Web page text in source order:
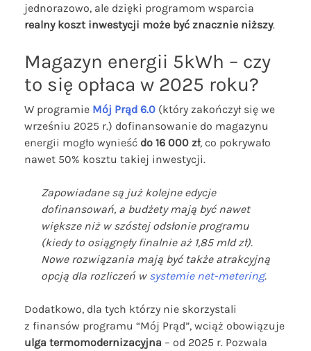
jednorazowo, ale dzięki programom wsparcia
realny koszt inwestycji może być znacznie niższy.
Magazyn energii 5kWh – czy
to się opłaca w 2025 roku?
W programie Mój Prąd 6.0 (który zakończył się we
wrześniu 2025 r.) dofinansowanie do magazynu
energii mogło wynieść do 16 000 zł, co pokrywało
nawet 50% kosztu takiej inwestycji.
Zapowiadane są już kolejne edycje
dofinansowań, a budżety mają być nawet
większe niż w szóstej odsłonie programu
(kiedy to osiągnęły finalnie aż 1,85 mld zł).
Nowe rozwiązania mają być także atrakcyjną
opcją dla rozliczeń w systemie net-metering.
Dodatkowo, dla tych którzy nie skorzystali
z finansów programu “Mój Prąd”, wciąż obowiązuje
ulga termomodernizacyjna – od 2025 r. Pozwala